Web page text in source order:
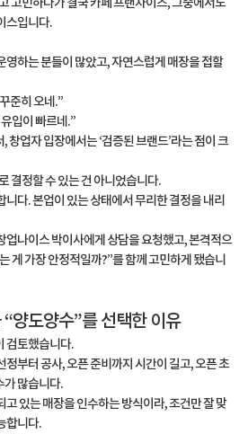
스입니다.
영하는 분들이 많았고, 자연스럽게 매장을 접할
준히 오네.”
입이 빠르네.”
창업자 입장에서는 ‘검증된 브랜드’라는 점이 크
결정할 수 있는 건 아니었습니다.
니다. 본업이 있는 상태에서 무리한 결정을 내리
업나이스 박이사에게 상담을 요청했고, 본격적으
게 가장 안정적일까?”를 함께 고민하게 됐습니
양도양수”를 선택한 이유
검토했습니다.
부터 공사, 오픈 준비까지 시간이 길고, 오픈 초
가 많습니다.
고 있는 매장을 인수하는 방식이라, 조건만 잘 맞
합니다.